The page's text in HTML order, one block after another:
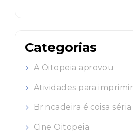
Categorias
A Oitopeia aprovou
Atividades para imprimir
Brincadeira é coisa séria
Cine Oitopeia